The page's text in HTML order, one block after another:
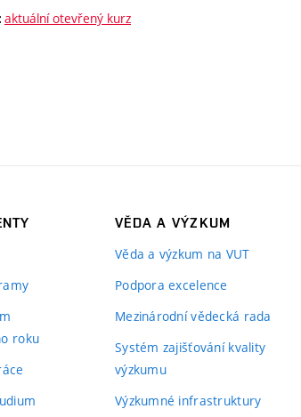
aktuální otevřený kurz
roku
VĚDA A VÝZKUM
Věda a výzkum na VUT
Podpora excelence
Mezinárodní vědecká rada
Systém zajišťování kvality
výzkumu
Výzkumné infrastruktury